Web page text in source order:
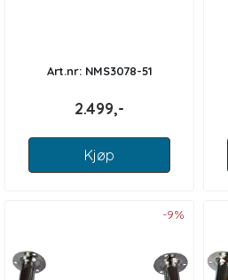
Art.nr: NMS3078-51
2.499,-
Kjøp
-9%